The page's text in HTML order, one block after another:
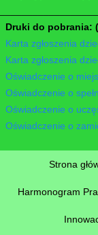
Druki do pobrania:
Karta zgłoszenia
Karta zgłoszenia
Oświadczenie o
Oświadczenie o
Oświadczenie o
Oświadczenie o
Strona
Harmonogram